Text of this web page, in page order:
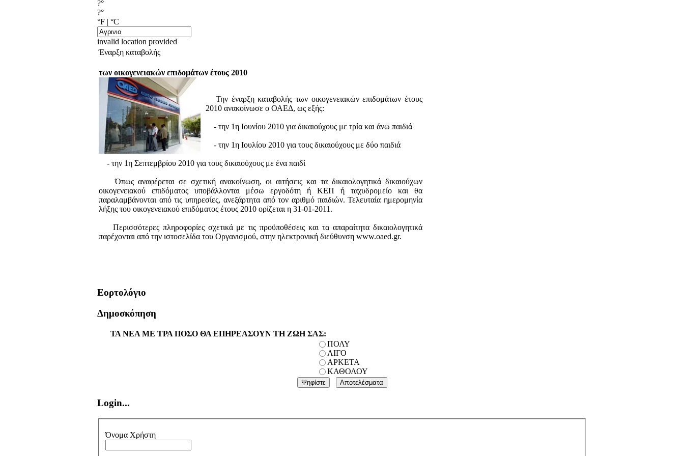
?°
?°
°F | °C
invalid location provided
Έναρξη καταβολής
των οικογενειακών επιδομάτων έτους 2010
Την έναρξη καταβολής των οικογενειακών επιδομάτων έτους
2010 ανακοίνωσε ο ΟΑΕΔ, ως εξής:
- την 1η Ιουνίου 2010 για δικαιούχους με τρία και άνω παιδιά
- την 1η Ιουλίου 2010 για τους δικαιούχους με δύο παιδιά
- την 1η Σεπτεμβρίου 2010 για τους δικαιούχους με ένα παιδί
Όπως αναφέρεται σε σχετική ανακοίνωση, οι αιτήσεις και τα δικαιολογητικά δικαιούχων
οικογενειακού επιδόματος υποβάλλονται μέσω εργοδότη ή ΚΕΠ ή ταχυδρομείο και θα
παραλαμβάνονται από τις υπηρεσίες, ανεξάρτητα από τον αριθμό παιδιών. Τελευταία ημερομηνία
λήξης του οικογενειακού επιδόματος έτους 2010 ορίζεται η 31-01-2011.
Περισσότερες πληροφορίες σχετικά με τις προϋποθέσεις και τα απαραίτητα δικαιολογητικά
παρέχονται από την ιστοσελίδα του Οργανισμού, στην ηλεκτρονική διεύθυνση www.oaed.gr.
Εορτολόγιο
Δημοσκόπηση
ΤΑ ΝΕΑ ΜΕ ΤΡΑ ΠΟΣΟ ΘΑ ΕΠΗΡΕΑΣΟΥΝ ΤΗ ΖΩΗ ΣΑΣ:
ΠΟΛΥ
ΛΙΓΟ
ΑΡΚΕΤΑ
ΚΑΘΟΛΟΥ
Login...
Όνομα Χρήστη